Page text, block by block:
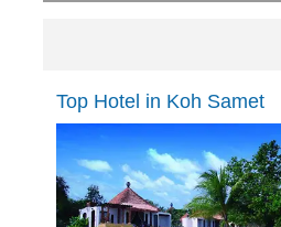
Top Hotel in Koh Samet